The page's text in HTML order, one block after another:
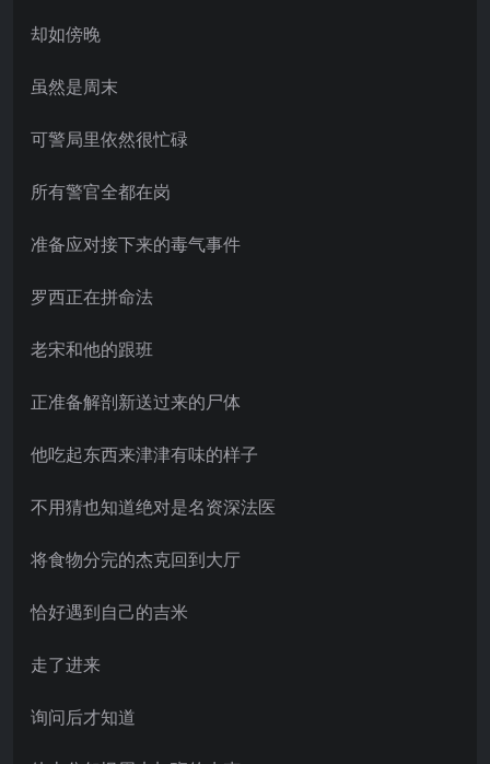
却如傍晚
虽然是周末
可警局里依然很忙碌
所有警官全都在岗
准备应对接下来的毒气事件
罗西正在拼命法
老宋和他的跟班
正准备解剖新送过来的尸体
他吃起东西来津津有味的样子
不用猜也知道绝对是名资深法医
将食物分完的杰克回到大厅
恰好遇到自己的吉米
走了进来
询问后才知道